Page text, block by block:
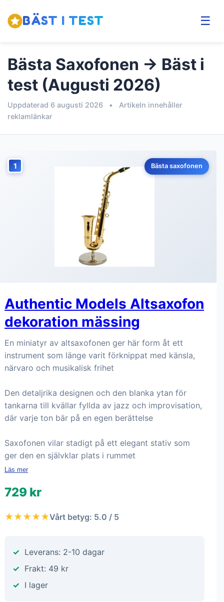
BÄST I TEST ☰
Bästa Saxofonen → Bäst i
test (Augusti 2026)
Uppdaterad 6 augusti 2026 •
Artikeln innehåller
reklamlänkar
1 Bästa saxofonen
Authentic Models Altsaxofon
dekoration mässing
En miniatyr av altsaxofonen ger här form åt ett
instrument som länge varit förknippat med känsla,
närvaro och musikalisk frihet
Den detaljrika designen och den blanka ytan för
tankarna till kvällar fyllda av jazz och improvisation,
där varje ton bär på en egen berättelse
Saxofonen vilar stadigt på ett elegant stativ som
ger den en självklar plats i rummet
Läs mer
729 kr
★★★★★Vårt betyg: 5.0 / 5
Leverans: 2-10 dagar
Frakt: 49 kr
I lager